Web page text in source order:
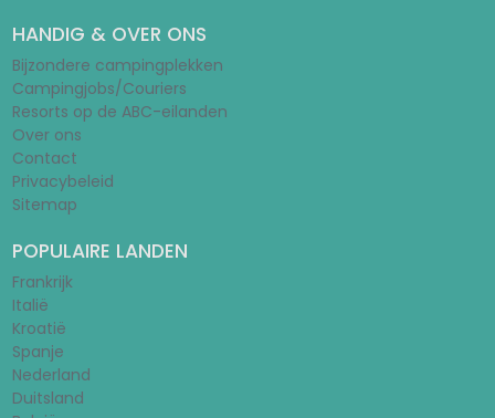
HANDIG & OVER ONS
Bijzondere campingplekken
Campingjobs/Couriers
Resorts op de ABC-eilanden
Over ons
Contact
Privacybeleid
Sitemap
POPULAIRE LANDEN
Frankrijk
Italië
Kroatië
Spanje
Nederland
Duitsland